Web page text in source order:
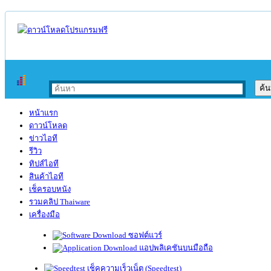
หน้าแรก
ดาวน์โหลด
ข่าวไอที
รีวิว
ทิปส์ไอที
สินค้าไอที
เช็ครอบหนัง
รวมคลิป Thaiware
เครื่องมือ
ซอฟต์แวร์
แอปพลิเคชันบนมือถือ
เช็คความเร็วเน็ต (Speedtest)